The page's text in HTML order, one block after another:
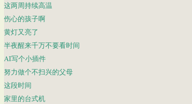
这两周持续高温
伤心的孩子啊
黄灯又亮了
半夜醒来千万不要看时间
AI写个小插件
努力做个不扫兴的父母
这段时间
家里的台式机